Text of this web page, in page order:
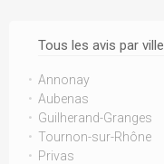
Tous les avis par ville
Annonay
Aubenas
Guilherand-Granges
Tournon-sur-Rhône
Privas